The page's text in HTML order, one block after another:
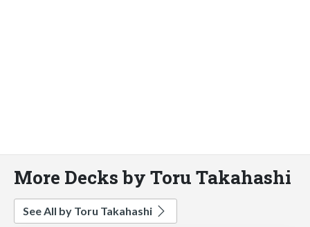
More Decks by Toru Takahashi
See All by Toru Takahashi